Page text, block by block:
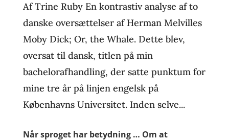
Af Trine Ruby En kontrastiv analyse af to
danske oversættelser af Herman Melvilles
Moby Dick; Or, the Whale. Dette blev,
oversat til dansk, titlen på min
bachelorafhandling, der satte punktum for
mine tre år på linjen engelsk på
Københavns Universitet. Inden selve...
Når sproget har betydning … Om at